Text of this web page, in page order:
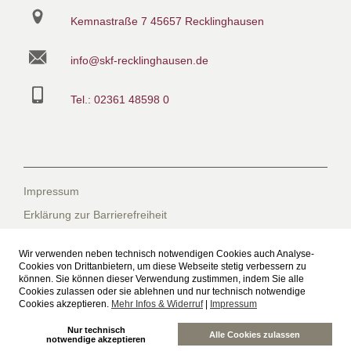
Wir verwenden neben technisch notwendigen Cookies auch Analyse-
Cookies von Drittanbietern, um diese Webseite stetig verbessern zu
können. Sie können dieser Verwendung zustimmen, indem Sie alle
Cookies zulassen oder sie ablehnen und nur technisch notwendige
Cookies akzeptieren. Mehr Infos & Widerruf| Impressum
Nur technisch
notwendige akzeptieren
Alle Cookies zulassen
Kemnastraße 7 45657 Recklinghausen
info@skf-recklinghausen.de
Tel.: 02361 48598 0
Impressum
Erklärung zur Barrierefreiheit
Datenschutzerklärung für die Facebook-Seite
Suche
Sitemap
Freiwilliges Soziales Schuljahr beim SkF